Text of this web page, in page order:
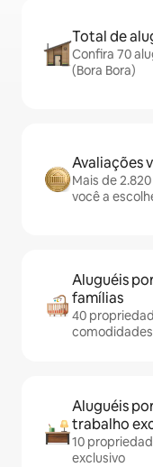
Total de
Confira 70
(Bora Bora)
Avaliações
Mais de
você a
Aluguéis
famílias
40
Aluguéis
trabalho
10
exclusivo